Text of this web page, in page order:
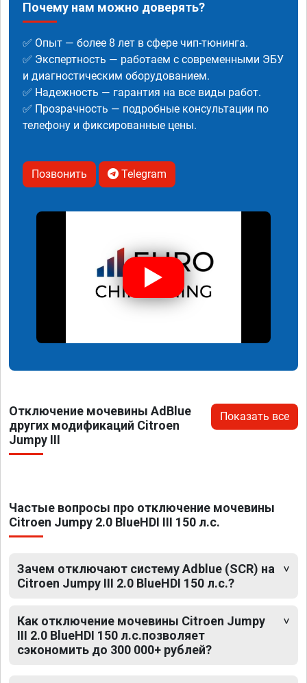
Почему нам можно доверять?
✅ Опыт — более 8 лет в сфере чип-тюнинга.
✅ Экспертность — работаем с современными ЭБУ
и диагностическим оборудованием.
✅ Надежность — гарантия на все виды работ.
✅ Прозрачность — подробные консультации по
телефону и фиксированные цены.
Позвонить Telegram
Отключение мочевины AdBlue
других модификаций Citroen
Jumpy III
Показать все
Частые вопросы про отключение мочевины
Citroen Jumpy 2.0 BlueHDI III 150 л.с.
Зачем отключают систему Adblue (SCR) на
Citroen Jumpy III 2.0 BlueHDI 150 л.с.?
Как отключение мочевины Citroen Jumpy
III 2.0 BlueHDI 150 л.с.позволяет
сэкономить до 300 000+ рублей?